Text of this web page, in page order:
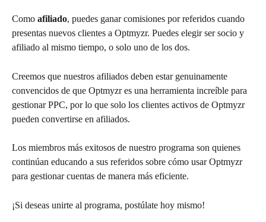
Como afiliado, puedes ganar comisiones por referidos cuando
presentas nuevos clientes a Optmyzr. Puedes elegir ser socio y
afiliado al mismo tiempo, o solo uno de los dos.
Creemos que nuestros afiliados deben estar genuinamente
convencidos de que Optmyzr es una herramienta increíble para
gestionar PPC, por lo que solo los clientes activos de Optmyzr
pueden convertirse en afiliados.
Los miembros más exitosos de nuestro programa son quienes
continúan educando a sus referidos sobre cómo usar Optmyzr
para gestionar cuentas de manera más eficiente.
¡Si deseas unirte al programa, postúlate hoy mismo!